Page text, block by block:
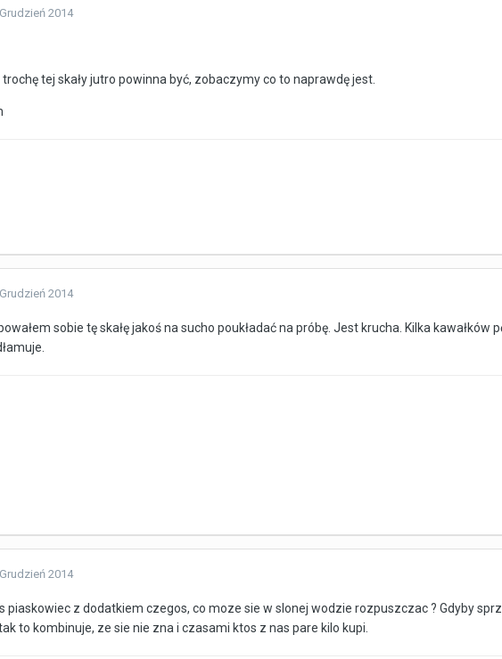
2014
tej skały jutro powinna być, zobaczymy co to naprawdę jest.
2014
sobie tę skałę jakoś na sucho poukładać na próbę. Jest krucha. Kilka kawałków
2014
piaskowiec z dodatkiem czegos, co moze sie w slonej wodzie rozpuszczac ? Gdyby
to kombinuje, ze sie nie zna i czasami ktos z nas pare kilo kupi.